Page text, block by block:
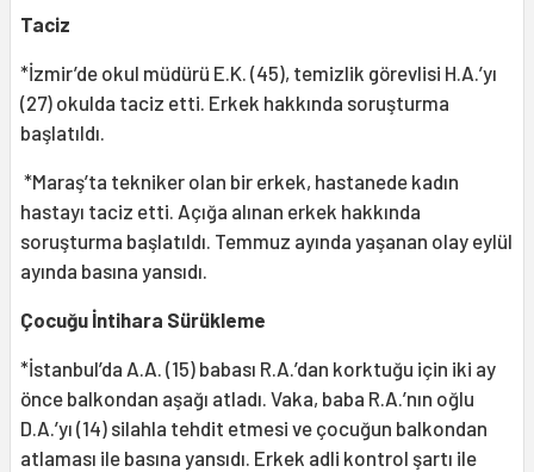
Taciz
*İzmir’de okul müdürü E.K. (45), temizlik görevlisi H.A.’yı
(27) okulda taciz etti. Erkek hakkında soruşturma
başlatıldı.
*Maraş’ta tekniker olan bir erkek, hastanede kadın
hastayı taciz etti. Açığa alınan erkek hakkında
soruşturma başlatıldı. Temmuz ayında yaşanan olay eylül
ayında basına yansıdı.
Çocuğu İntihara Sürükleme
*İstanbul’da A.A. (15) babası R.A.’dan korktuğu için iki ay
önce balkondan aşağı atladı. Vaka, baba R.A.’nın oğlu
D.A.’yı (14) silahla tehdit etmesi ve çocuğun balkondan
atlaması ile basına yansıdı. Erkek adli kontrol şartı ile